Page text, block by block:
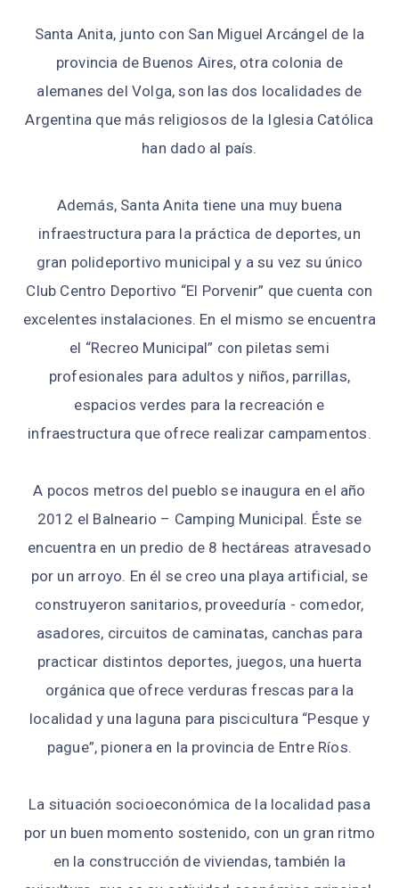
Santa Anita, junto con San Miguel Arcángel de la
provincia de Buenos Aires, otra colonia de
alemanes del Volga, son las dos localidades de
Argentina que más religiosos de la Iglesia Católica
han dado al país.
Además, Santa Anita tiene una muy buena
infraestructura para la práctica de deportes, un
gran polideportivo municipal y a su vez su único
Club Centro Deportivo “El Porvenir” que cuenta con
excelentes instalaciones. En el mismo se encuentra
el “Recreo Municipal” con piletas semi
profesionales para adultos y niños, parrillas,
espacios verdes para la recreación e
infraestructura que ofrece realizar campamentos.
A pocos metros del pueblo se inaugura en el año
2012 el Balneario – Camping Municipal. Éste se
encuentra en un predio de 8 hectáreas atravesado
por un arroyo. En él se creo una playa artificial, se
construyeron sanitarios, proveeduría - comedor,
asadores, circuitos de caminatas, canchas para
practicar distintos deportes, juegos, una huerta
orgánica que ofrece verduras frescas para la
localidad y una laguna para piscicultura “Pesque y
pague”, pionera en la provincia de Entre Ríos.
La situación socioeconómica de la localidad pasa
por un buen momento sostenido, con un gran ritmo
en la construcción de viviendas, también la